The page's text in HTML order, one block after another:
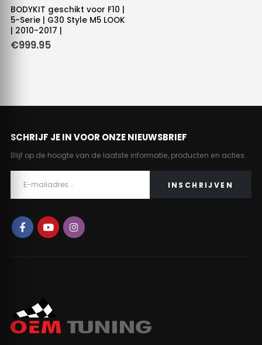
BODYKIT geschikt voor F10 |
5-Serie | G30 Style M5 LOOK
| 2010-2017 |
€999.95
SCHRIJF JE IN VOOR ONZE NIEUWSBRIEF
Blijf op de hoogte van de laatste informatie, producten en acties.